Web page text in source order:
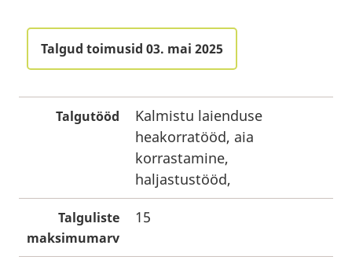
Talgud toimusid 03. mai 2025
Talgutööd
Kalmistu laienduse
heakorratööd, aia
korrastamine,
haljastustööd,
Talguliste
maksimumarv
15